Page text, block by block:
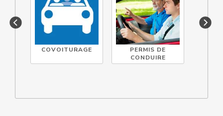
COVOITURAGE
PERMIS DE
CONDUIRE